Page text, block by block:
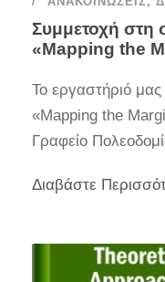
Συμμετοχή στη
«Mapping the
Το εργαστήριό
«Mapping the
Γραφείο
Διαβάστε